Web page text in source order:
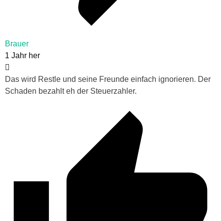
Brauer
1 Jahr her
Das wird Restle und seine Freunde einfach ignorieren. Der
Schaden bezahlt eh der Steuerzahler.